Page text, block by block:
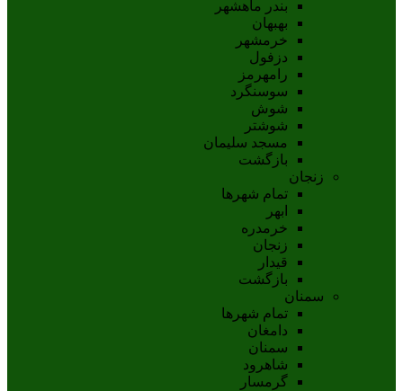
بندر ماهشهر
بهبهان
خرمشهر
دزفول
رامهرمز
سوسنگرد
شوش
شوشتر
مسجد سليمان
بازگشت
زنجان
تمام شهر‌ها
ابهر
خرمدره
زنجان
قيدار
بازگشت
سمنان
تمام شهر‌ها
دامغان
سمنان
شاهرود
گرمسار